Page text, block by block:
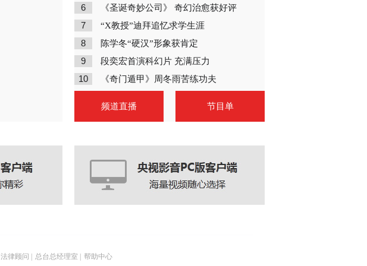
2014-03-20 21:27:06
《江南四大才子》 第41
集 精彩看点
2014-03-20 22:12:20
大才子》张俪被封“最丑
6 《圣诞奇妙公司》 奇幻治愈获好评
7 “X教授”迪拜追忆求学生涯
8 陈学冬“硬汉”形象获肯定
9 段奕宏首演科幻片 充满压力
10 《奇门遁甲》周冬雨苦练功夫
频道直播 节目单
法律顾问 总台总经理室 帮助中心